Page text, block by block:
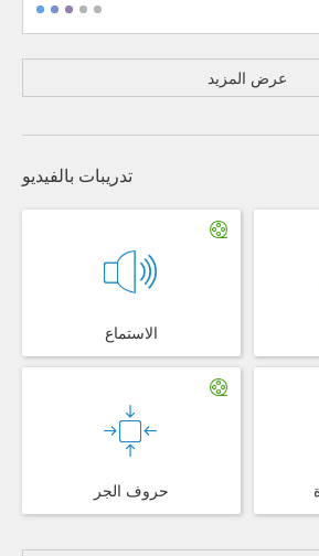
عرض المزيد
تدريبات بالفيديو
الاستماع
حروف الجر